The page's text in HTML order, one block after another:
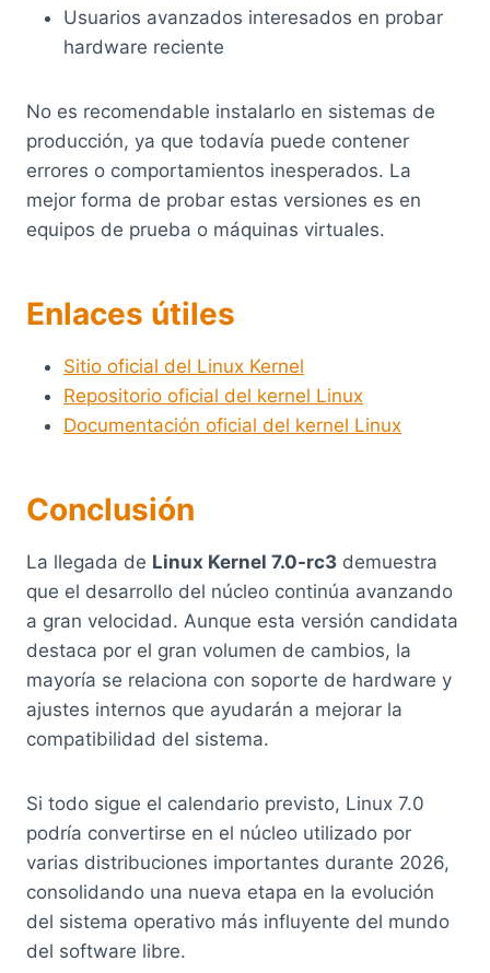
Usuarios avanzados interesados en probar
hardware reciente
No es recomendable instalarlo en sistemas de
producción, ya que todavía puede contener
errores o comportamientos inesperados. La
mejor forma de probar estas versiones es en
equipos de prueba o máquinas virtuales.
Enlaces útiles
Sitio oficial del Linux Kernel
Repositorio oficial del kernel Linux
Documentación oficial del kernel Linux
Conclusión
La llegada de Linux Kernel 7.0-rc3 demuestra
que el desarrollo del núcleo continúa avanzando
a gran velocidad. Aunque esta versión candidata
destaca por el gran volumen de cambios, la
mayoría se relaciona con soporte de hardware y
ajustes internos que ayudarán a mejorar la
compatibilidad del sistema.
Si todo sigue el calendario previsto, Linux 7.0
podría convertirse en el núcleo utilizado por
varias distribuciones importantes durante 2026,
consolidando una nueva etapa en la evolución
del sistema operativo más influyente del mundo
del software libre.